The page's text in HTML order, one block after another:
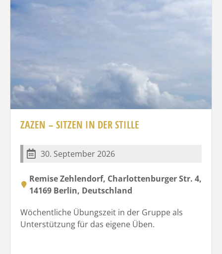
ZAZEN – SITZEN IN DER STILLE
30. September 2026
Remise Zehlendorf, Charlottenburger Str. 4,
14169 Berlin, Deutschland
Wöchentliche Übungszeit in der Gruppe als
Unterstützung für das eigene Üben.